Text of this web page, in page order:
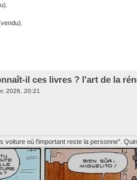
il ces livres ? l'art de la
2026, 20:21
voiture où l'important reste la personne".